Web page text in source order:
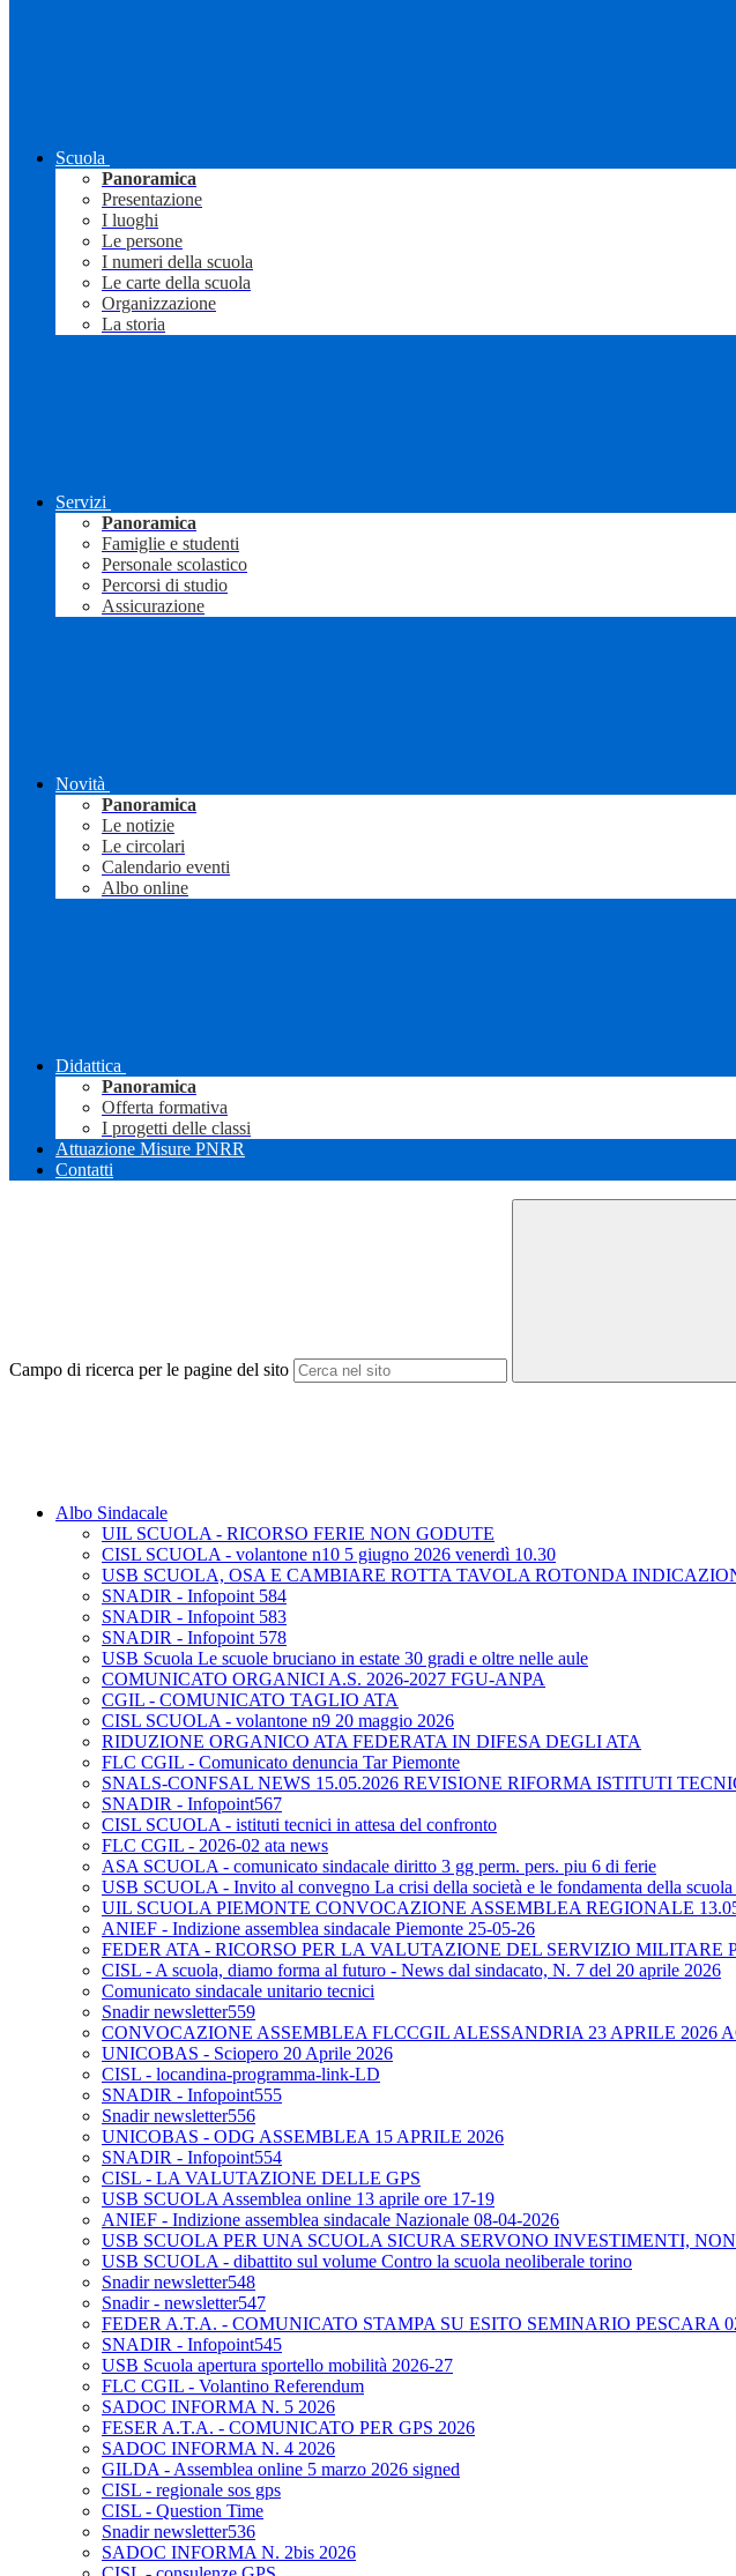
Scuola
Panoramica
Presentazione
I luoghi
Le persone
I numeri della scuola
Le carte della scuola
Organizzazione
La storia
Servizi
Panoramica
Famiglie e studenti
Personale scolastico
Percorsi di studio
Assicurazione
Novità
Panoramica
Le notizie
Le circolari
Calendario eventi
Albo online
Didattica
Panoramica
Offerta formativa
I progetti delle classi
Attuazione Misure PNRR
Contatti
Campo di ricerca per le pagine del sito
Albo Sindacale
UIL SCUOLA - RICORSO FERIE NON GODUTE
CISL SCUOLA - volantone n10 5 giugno 2026 venerdì 10.30
USB SCUOLA, OSA E CAMBIARE ROTTA TAVOLA ROTONDA
SNADIR - Infopoint 584
SNADIR - Infopoint 583
SNADIR - Infopoint 578
USB Scuola Le scuole bruciano in estate 30 gradi e oltre nelle aule
COMUNICATO ORGANICI A.S. 2026-2027 FGU-ANPA
CGIL - COMUNICATO TAGLIO ATA
CISL SCUOLA - volantone n9 20 maggio 2026
RIDUZIONE ORGANICO ATA FEDERATA IN DIFESA DEGLI ATA
FLC CGIL - Comunicato denuncia Tar Piemonte
SNALS-CONFSAL NEWS 15.05.2026 REVISIONE RIFORMA ISTITUTI
SNADIR - Infopoint567
CISL SCUOLA - istituti tecnici in attesa del confronto
FLC CGIL - 2026-02 ata news
ASA SCUOLA - comunicato sindacale diritto 3 gg perm. pers. piu 6 di ferie
USB SCUOLA - Invito al convegno La crisi della società e le fondamenta della
UIL SCUOLA PIEMONTE CONVOCAZIONE ASSEMBLEA REGIONALE
ANIEF - Indizione assemblea sindacale Piemonte 25-05-26
FEDER ATA - RICORSO PER LA VALUTAZIONE DEL SERVIZIO MILITARE
CISL - A scuola, diamo forma al futuro - News dal sindacato, N. 7 del 20 aprile 2026
Comunicato sindacale unitario tecnici
Snadir newsletter559
CONVOCAZIONE ASSEMBLEA FLCCGIL ALESSANDRIA 23 APRILE 2026
UNICOBAS - Sciopero 20 Aprile 2026
CISL - locandina-programma-link-LD
SNADIR - Infopoint555
Snadir newsletter556
UNICOBAS - ODG ASSEMBLEA 15 APRILE 2026
SNADIR - Infopoint554
CISL - LA VALUTAZIONE DELLE GPS
USB SCUOLA Assemblea online 13 aprile ore 17-19
ANIEF - Indizione assemblea sindacale Nazionale 08-04-2026
USB SCUOLA PER UNA SCUOLA SICURA SERVONO INVESTIMENTI,
USB SCUOLA - dibattito sul volume Contro la scuola neoliberale torino
Snadir newsletter548
Snadir - newsletter547
FEDER A.T.A. - COMUNICATO STAMPA SU ESITO SEMINARIO PESCARA
SNADIR - Infopoint545
USB Scuola apertura sportello mobilità 2026-27
FLC CGIL - Volantino Referendum
SADOC INFORMA N. 5 2026
FESER A.T.A. - COMUNICATO PER GPS 2026
SADOC INFORMA N. 4 2026
GILDA - Assemblea online 5 marzo 2026 signed
CISL - regionale sos gps
CISL - Question Time
Snadir newsletter536
SADOC INFORMA N. 2bis 2026